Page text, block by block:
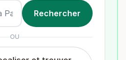
OU